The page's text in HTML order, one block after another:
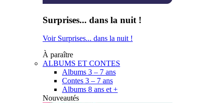
Surprises... dans la nuit !
Voir Surprises... dans la nuit !
À paraître
ALBUMS ET CONTES
Albums 3 – 7 ans
Contes 3 – 7 ans
Albums 8 ans et +
Nouveautés